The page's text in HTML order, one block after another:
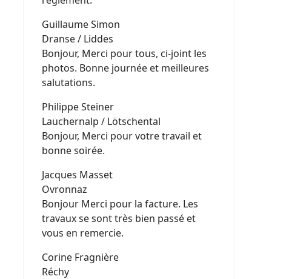
Guillaume Simon
Dranse / Liddes
Bonjour, Merci pour tous, ci-joint les
photos. Bonne journée et meilleures
salutations.
Philippe Steiner
Lauchernalp / Lötschental
Bonjour, Merci pour votre travail et
bonne soirée.
Jacques Masset
Ovronnaz
Bonjour Merci pour la facture. Les
travaux se sont très bien passé et
vous en remercie.
Corine Fragnière
Réchy